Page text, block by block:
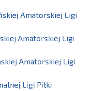
Amatorskiej Ligi
Amatorskiej Ligi
Amatorskiej Ligi
Ligi Piłki